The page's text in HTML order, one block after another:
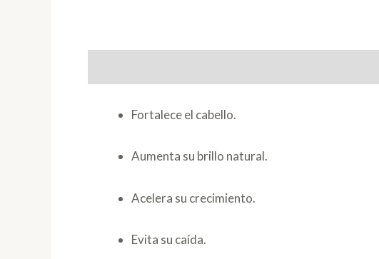
Fortalece el cabello.
Aumenta su brillo natural.
Acelera su crecimiento.
Evita su caída.